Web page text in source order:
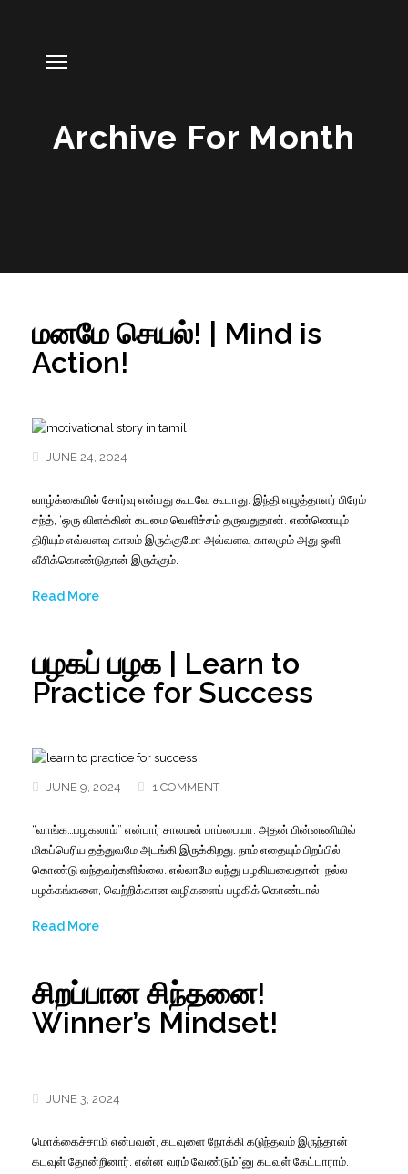
Archive For Month
மனமே செயல்! | Mind is
Action!
JUNE 24, 2024
வாழ்க்கையில் சோர்வு என்பது கூடவே கூடாது. இந்தி எழுத்தாளர் பிரேம்
சந்த், ‘ஒரு விளக்கின் கடமை வெளிச்சம் தருவதுதான். எண்ணெயும்
திரியும் எவ்வளவு காலம் இருக்குமோ அவ்வளவு காலமும் அது ஒளி
வீசிக்கொண்டுதான் இருக்கும்.
Read More
பழகப் பழக | Learn to
Practice for Success
JUNE 9, 2024 1 COMMENT
“வாங்க…பழகலாம்” என்பார் சாலமன் பாப்பையா. அதன் பின்னணியில்
மிகப்பெரிய தத்துவமே அடங்கி இருக்கிறது. நாம் எதையும் பிறப்பில்
கொண்டு வந்தவர்களில்லை. எல்லாமே வந்து பழகியவைதான். நல்ல
பழக்கங்களை, வெற்றிக்கான வழிகளைப் பழகிக் கொண்டால்,
Read More
சிறப்பான சிந்தனை!
Winner’s Mindset!
JUNE 3, 2024
மொக்கைச்சாமி என்பவன், கடவுளை நோக்கி கடுந்தவம் இருந்தான்
கடவுள் தோன்றினார். என்ன வரம் வேண்டும்”னு கடவுள் கேட்டாராம்.